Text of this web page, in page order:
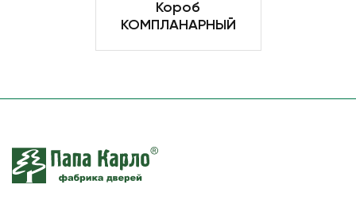
Короб
КОМПЛАНАРНЫЙ